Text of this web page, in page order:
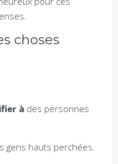
choses
à des personnes
gens hauts perchées.